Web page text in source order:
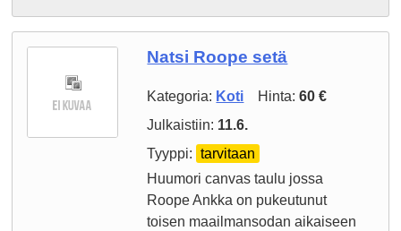
Natsi Roope setä
Kategoria: Koti Hinta:60 €
Julkaistiin: 11.6.
Tyyppi:
tarvitaan
Huumori canvas taulu jossa
Roope Ankka on pukeutunut
toisen maailmansodan aikaiseen